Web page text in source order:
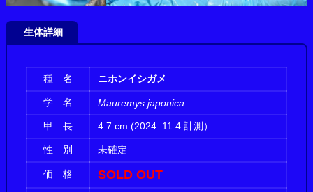
生体詳細
種 名 ニホンイシガメ
学 名 Mauremys japonica
甲 長 4.7 cm (2024. 11.4 計測）
性 別 未確定
価 格 SOLD OUT